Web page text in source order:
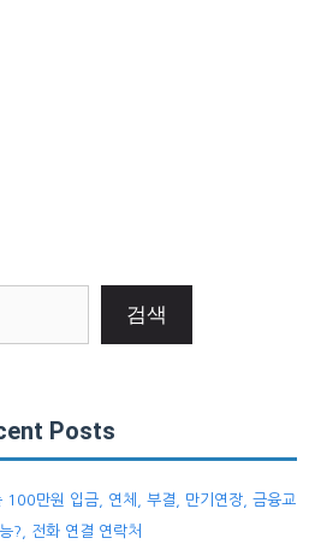
검색
Posts
100만원 입금, 연체, 부결, 만기연장, 금융교
?, 전화 연결 연락처